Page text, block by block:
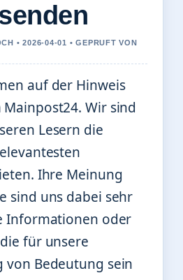
• 2026-04-01 • GEPRUFT VON
auf der Hinweis
Wir sind
Lesern die
Ihre Meinung
sind uns dabei sehr
Informationen oder
für unsere
von Bedeutung sein